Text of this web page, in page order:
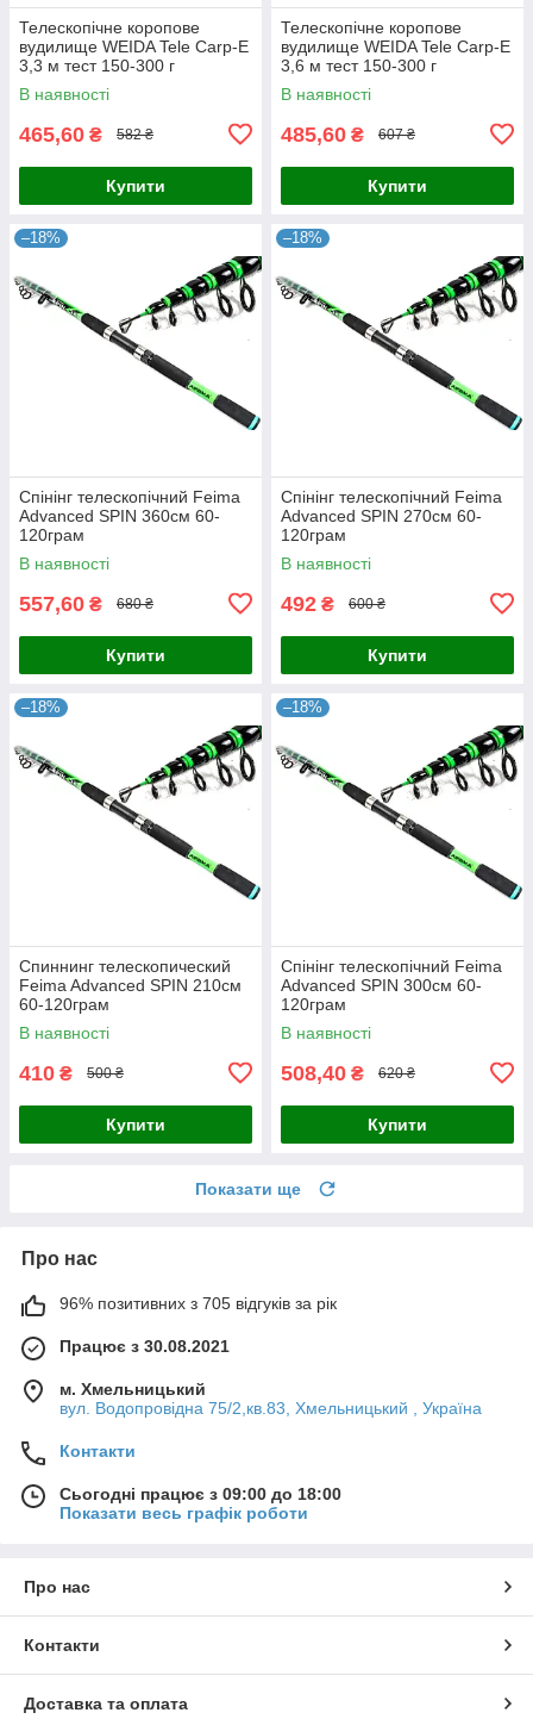
Телескопічне коропове
вудилище WEIDA Tele Carp-E
3,3 м тест 150-300 г
В наявності
465,60 ₴ 582 ₴
Купити
Телескопічне коропове
вудилище WEIDA Tele Carp-E
3,6 м тест 150-300 г
В наявності
485,60 ₴ 607 ₴
Купити
–18%
Спінінг телескопічний Feima
Advanced SPIN 360см 60-
120грам
В наявності
557,60 ₴ 680 ₴
Купити
–18%
Спінінг телескопічний Feima
Advanced SPIN 270см 60-
120грам
В наявності
492 ₴ 600 ₴
Купити
–18%
Спиннинг телескопический
Feima Advanced SPIN 210см
60-120грам
В наявності
410 ₴ 500 ₴
Купити
–18%
Спінінг телескопічний Feima
Advanced SPIN 300см 60-
120грам
В наявності
508,40 ₴ 620 ₴
Купити
Показати ще
Про нас
96% позитивних з 705 відгуків за рік
Працює з 30.08.2021
м. Хмельницький
вул. Водопровідна 75/2,кв.83, Хмельницький , Україна
Контакти
Сьогодні працює з 09:00 до 18:00
Показати весь графік роботи
Про нас
Контакти
Доставка та оплата